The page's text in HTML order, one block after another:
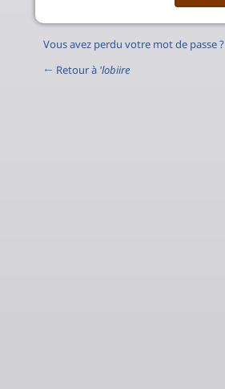
Vous avez perdu votre mot de passe ?
← Retour à 'lobiire